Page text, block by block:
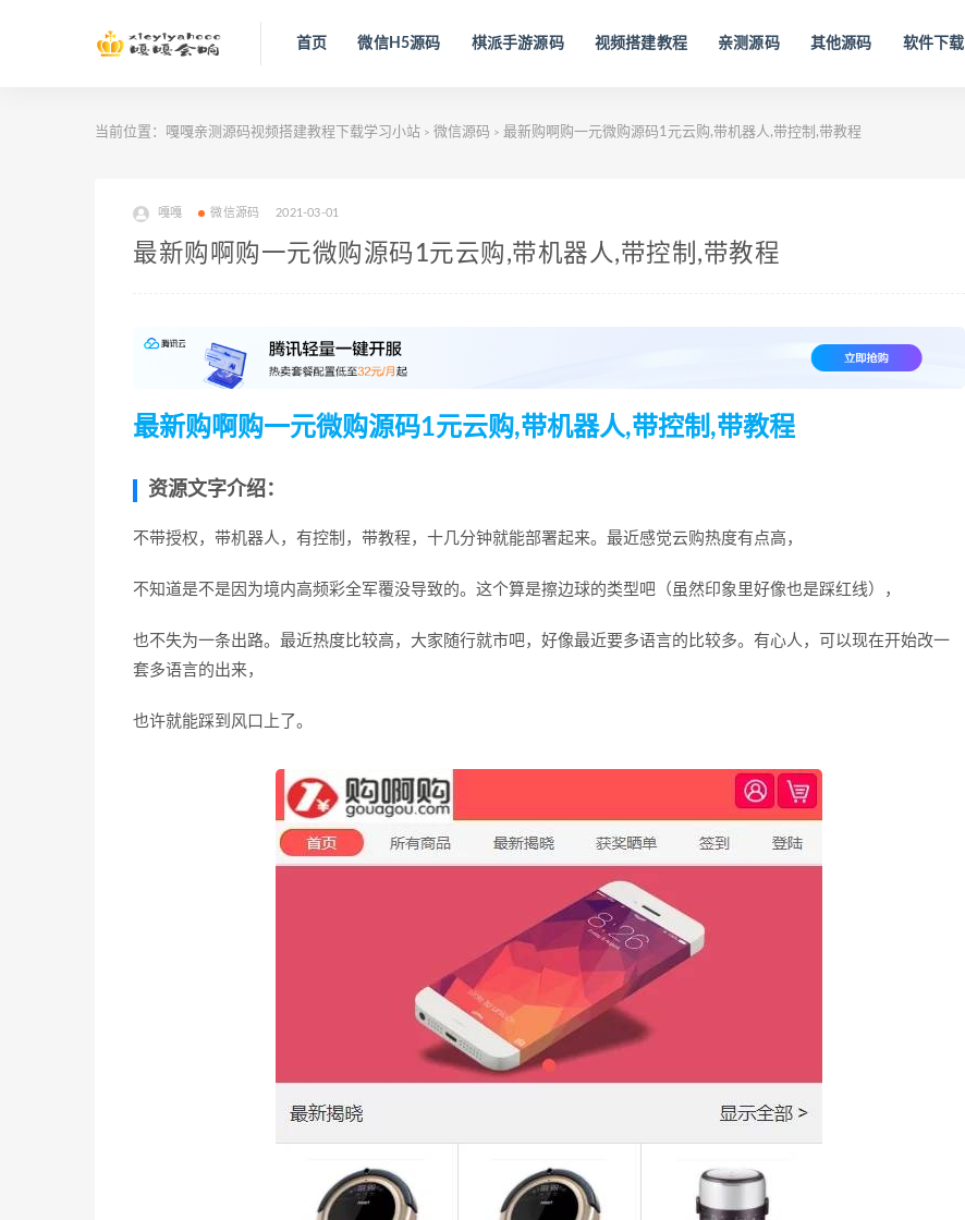
首页 微信H5源码 棋派手游源码 视频搭建教程 亲测源码 其他源码 软件下载
当前位置： 嘎嘎亲测源码视频搭建教程下载学习小站 > 微信源码 > 最新购啊购一元微购源码1元云购,带机器人,带控制,带教程
嘎嘎 微信源码 2021-03-01
最新购啊购一元微购源码1元云购,带机器人,带控制,带教程
最新购啊购一元微购源码1元云购,带机器人,带控制,带教程
资源文字介绍：
不带授权，带机器人，有控制，带教程，十几分钟就能部署起来。最近感觉云购热度有点高，
不知道是不是因为境内高频彩全军覆没导致的。这个算是擦边球的类型吧（虽然印象里好像也是踩红线），
也不失为一条出路。最近热度比较高，大家随行就市吧，好像最近要多语言的比较多。有心人，可以现在开始改一
套多语言的出来，
也许就能踩到风口上了。